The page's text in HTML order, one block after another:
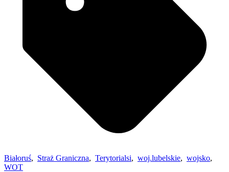
Białoruś, Straż Graniczna, Terytorialsi, woj.lubelskie, wojsko,
WOT